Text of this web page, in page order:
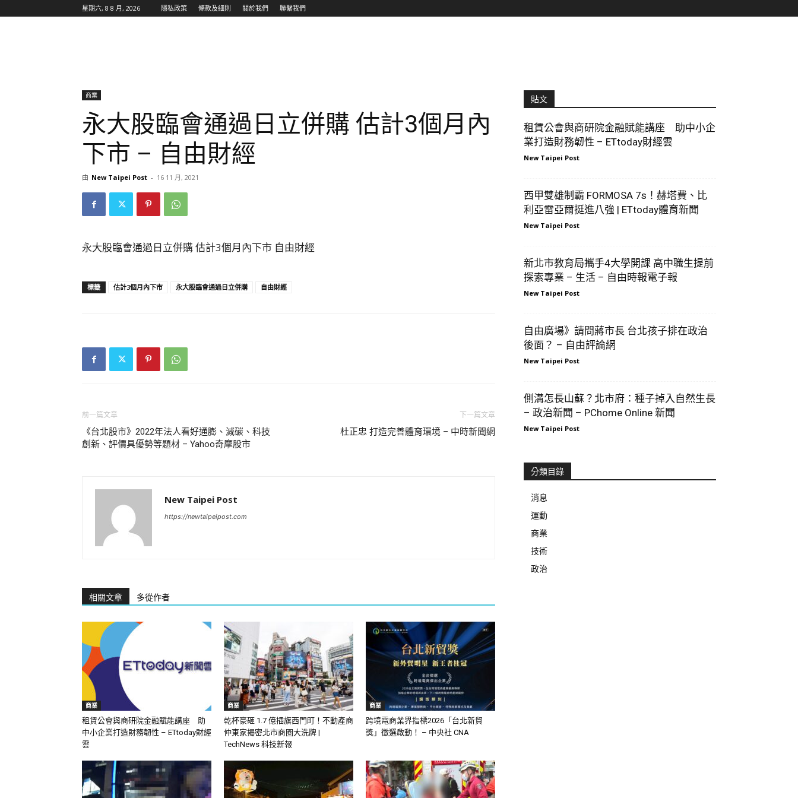
星期六, 8 8 月, 2026 隱私政策 條款及細則 關於我們 聯繫我們
商業
永大股臨會通過日立併購 估計3個月內
下市 – 自由財經
由 New Taipei Post - 16 11 月, 2021
永大股臨會通過日立併購 估計3個月內下市 自由財經
標籤 估計3個月內下市 永大股臨會通過日立併購 自由財經
前一篇文章
《台北股市》2022年法人看好通膨、減碳、科技
創新、評價具優勢等題材 – Yahoo奇摩股市
下一篇文章
杜正忠 打造完善體育環境 – 中時新聞網
New Taipei Post
https://newtaipeipost.com
相關文章 多從作者
商業
租賃公會與商研院金融賦能講座 助
中小企業打造財務韌性 – ETtoday財經
雲
商業
乾杯豪砸 1.7 億插旗西門町！不動產商
仲東家揭密北市商圈大洗牌 |
TechNews 科技新報
商業
跨境電商業界指標2026「台北新貿
獎」徵選啟動！ – 中央社 CNA
貼文
租賃公會與商研院金融賦能講座 助中小企
業打造財務韌性 – ETtoday財經雲
New Taipei Post
西甲雙雄制霸 FORMOSA 7s！赫塔費、比
利亞雷亞爾挺進八強 | ETtoday體育新聞
New Taipei Post
新北市教育局攜手4大學開課 高中職生提前
探索專業 – 生活 – 自由時報電子報
New Taipei Post
自由廣場》請問蔣市長 台北孩子排在政治
後面？ – 自由評論網
New Taipei Post
側溝怎長山蘇？北市府：種子掉入自然生長
– 政治新聞 – PChome Online 新聞
New Taipei Post
分類目錄
消息
運動
商業
技術
政治